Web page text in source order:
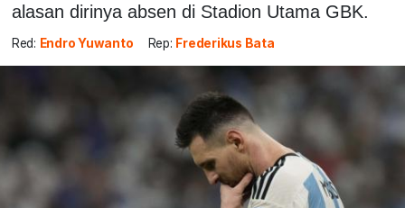
alasan dirinya absen di Stadion Utama GBK.
Red: Endro Yuwanto Rep: Frederikus Bata